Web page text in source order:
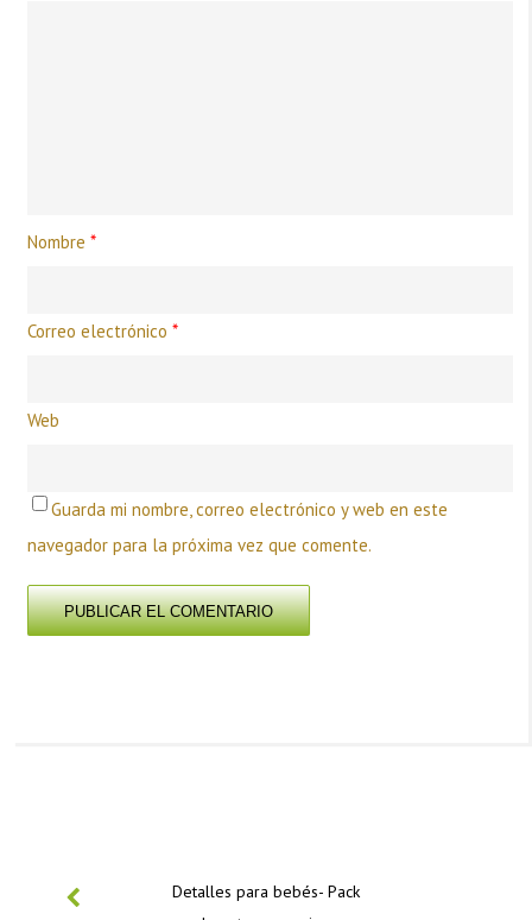
Nombre*
Correo electrónico*
Web
Guarda mi nombre, correo electrónico y web en este
navegador para la próxima vez que comente.
Detalles para bebés- Pack